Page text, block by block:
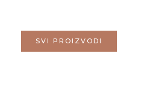
SVI PROIZVODI